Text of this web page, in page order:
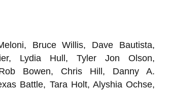
, Bruce Willis, Dave Bautista,
, Lydia Hull, Tyler Jon Olson,
Bowen, Chris Hill, Danny A.
Battle, Tara Holt, Alyshia Ochse,